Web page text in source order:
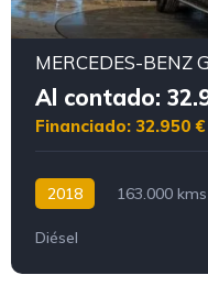
MERCEDES-BENZ
Al contado:
Financiado: 32.950 €
2018 163.000 kms
Diésel